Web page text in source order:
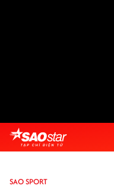
SAO SPORT